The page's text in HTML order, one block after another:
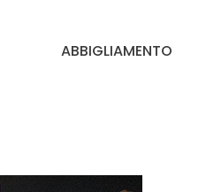
ABBIGLIAMENTO